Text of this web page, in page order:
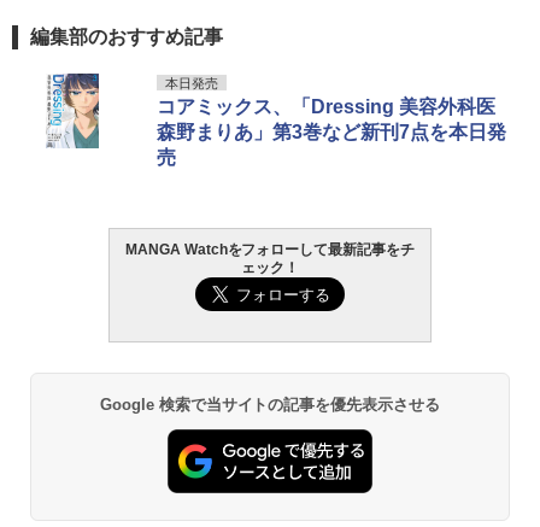
編集部のおすすめ記事
本日発売
コアミックス、「Dressing 美容外科医
森野まりあ」第3巻など新刊7点を本日発
売
MANGA Watchをフォローして最新記事をチ
ェック！
Google 検索で当サイトの記事を優先表示させる